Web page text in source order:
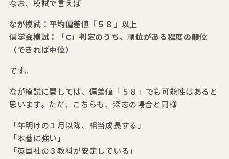
なお、模試で言えば
なが模試：平均偏差値「５８」以上
信学会模試：「C」判定のうち、順位がある程度の順位
（できれば中位）
です。
なが模試に関しては、偏差値「５８」でも可能性はあると
思います。ただ、こちらも、深志の場合と同様
「年明けの１月以降、相当成長する」
「本番に強い」
「英国社の３教科が安定している」